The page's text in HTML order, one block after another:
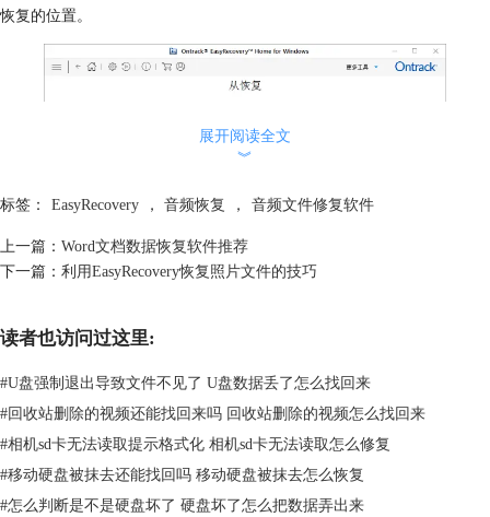
恢复的位置。
选择好以后就可以点击“扫描”进行选择位置的扫描搜索。
展开阅读全文
︾
标签： EasyRecovery ， 音频恢复 ， 音频文件修复软件
上一篇： Word文档数据恢复软件推荐
下一篇： 利用EasyRecovery恢复照片文件的技巧
读者也访问过这里:
#U盘强制退出导致文件不见了 U盘数据丢了怎么找回来
#回收站删除的视频还能找回来吗 回收站删除的视频怎么找回来
#相机sd卡无法读取提示格式化 相机sd卡无法读取怎么修复
#移动硬盘被抹去还能找回吗 移动硬盘被抹去怎么恢复
#怎么判断是不是硬盘坏了 硬盘坏了怎么把数据弄出来